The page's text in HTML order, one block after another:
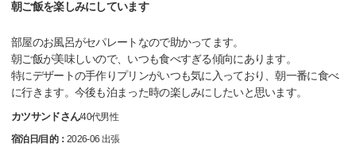
朝ご飯を楽しみにしています
部屋のお風呂がセパレートなので助かってます。
朝ご飯が美味しいので、いつも食べすぎる傾向にあります。
特にデザートの手作りプリンがいつも気に入っており、朝一番に食べ
に行きます。今後も泊まった時の楽しみにしたいと思います。
カツサンドさん/40代男性
宿泊日/目的：2026-06 出張